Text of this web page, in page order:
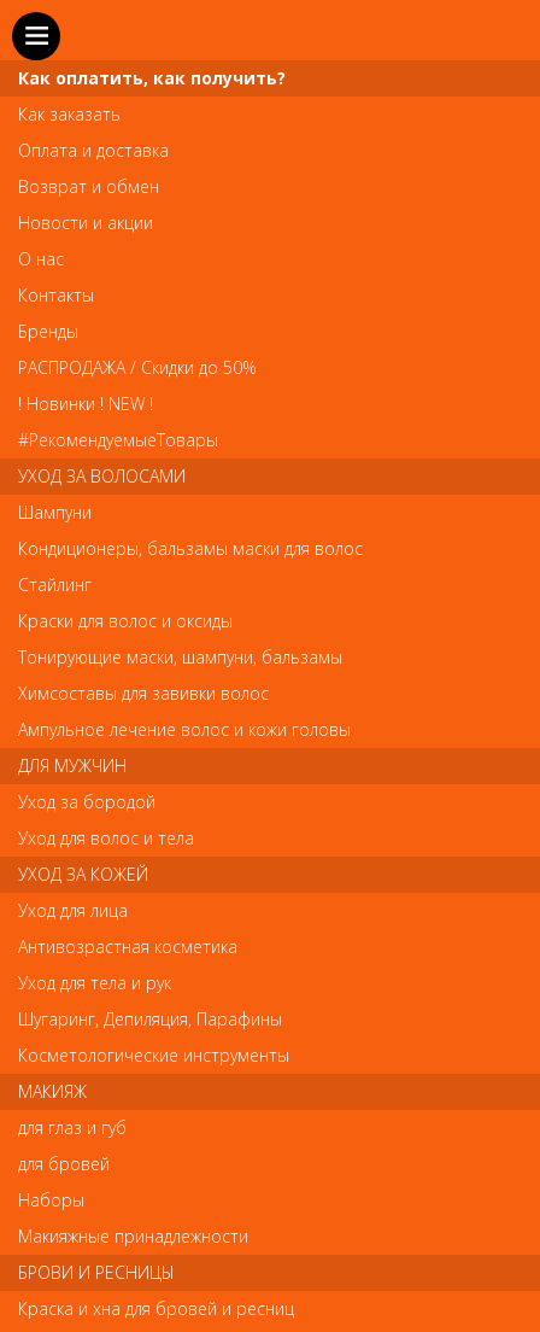
SEO
Лонда Шампунь для объма Impressive Volume 250мл
Лонда Шампунь для объма Impressive Volume
250мл
Арт. 81524942
527р.-
Как оплатить? Как получить?
Шампунь для придания объёма Londa Professional
увеличивает объем тонких волос и делает их заметно более
пышными.
Состав:
Volume Shampoo была основана на принципе микрокапсулы,
который позволяет «блокировать» влагу внутри волос.
Результат:после использования шампуня не только
становятся более объемными, но и легче расчесываются.
Как оплатить, как получить?
Как заказать
Оплата и доставка
Возврат и обмен
Новости и акции
О нас
Контакты
Бренды
РАСПРОДАЖА / Скидки до 50%
! Новинки ! NEW !
#РекомендуемыеТовары
УХОД ЗА ВОЛОСАМИ
Шампуни
Кондиционеры, бальзамы маски для волос
Стайлинг
Краски для волос и оксиды
Тонирующие маски, шампуни, бальзамы
Химсоставы для завивки волос
Ампульное лечение волос и кожи головы
ДЛЯ МУЖЧИН
Уход за бородой
Уход для волос и тела
УХОД ЗА КОЖЕЙ
Уход для лица
Антивозрастная косметика
Уход для тела и рук
Шугаринг, Депиляция, Парафины
Косметологические инструменты
МАКИЯЖ
для глаз и губ
для бровей
Наборы
Макияжные принадлежности
БРОВИ И РЕСНИЦЫ
Краска и хна для бровей и ресниц